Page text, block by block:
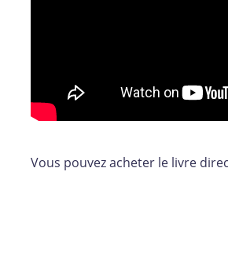
Vous pouvez acheter le livre